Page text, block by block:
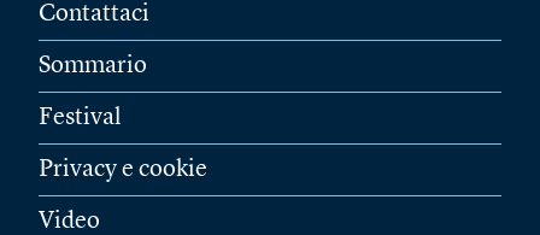
Contattaci
Sommario
Festival
Privacy e cookie
Video